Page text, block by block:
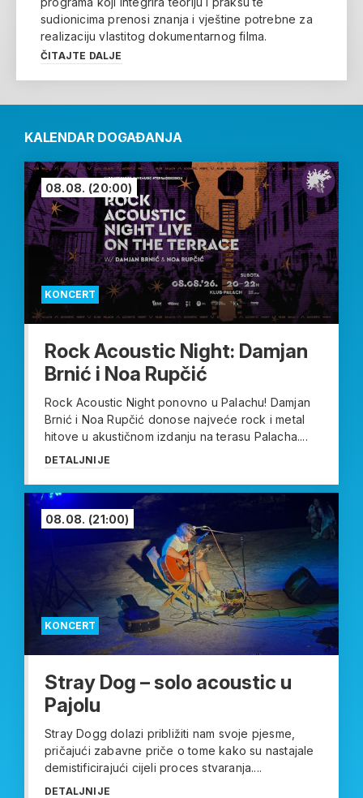
sudionicima prenosi znanja i vještine potrebne za
realizaciju vlastitog dokumentarnog filma.
ČITAJTE DALJE
KALENDAR DOGAĐANJA
KONCERT
08.08. (20:00)
Rock Acoustic Night: Damjan
Brnić i Noa Rupčić
Rock Acoustic Night ponovno u Palachu! Damjan
Brnić i Noa Rupčić donose najveće rock i metal
hitove u akustičnom izdanju na terasu Palacha....
DETALJNIJE
KONCERT
08.08. (21:00)
Stray Dog – solo acoustic u
Pajolu
Stray Dogg dolazi približiti nam svoje pjesme,
pričajući zabavne priče o tome kako su nastajale
demistificirajući cijeli proces stvaranja....
DETALJNIJE